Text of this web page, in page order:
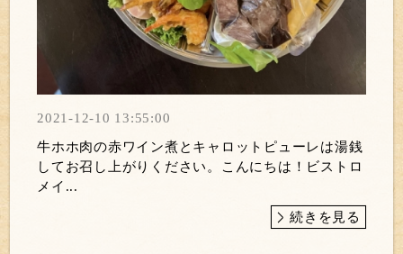
2021-12-10 13:55:00
牛ホホ肉の赤ワイン煮とキャロットピューレは湯銭
してお召し上がりください。こんにちは！ビストロ
メイ...
続きを見る